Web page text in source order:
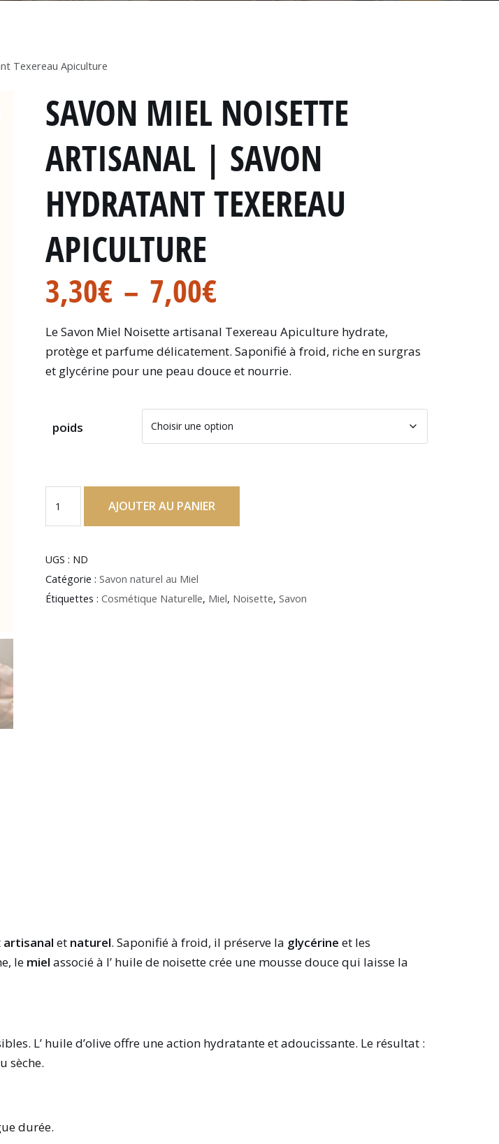
Texereau Apiculture
SAVON MIEL NOISETTE
ARTISANAL | SAVON
HYDRATANT TEXEREAU
APICULTURE
3,30€ – 7,00€
Le Savon Miel Noisette artisanal Texereau Apiculture hydrate,
protège et parfume délicatement. Saponifié à froid, riche en surgras
et glycérine pour une peau douce et nourrie.
poids
AJOUTER AU PANIER
UGS : ND
Catégorie : Savon naturel au Miel
Étiquettes : Cosmétique Naturelle, Miel, Noisette, Savon
artisanal et naturel. Saponifié à froid, il préserve la glycérine et les
le miel associé à l’ huile de noisette crée une mousse douce qui laisse la
L’ huile d’olive offre une action hydratante et adoucissante. Le résultat :
sèche.
durée.